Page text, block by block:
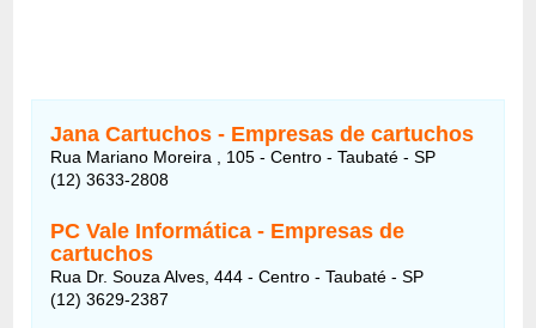
Jana Cartuchos - Empresas de cartuchos
Rua Mariano Moreira , 105 - Centro - Taubaté - SP
(12) 3633-2808
PC Vale Informática - Empresas de
cartuchos
Rua Dr. Souza Alves, 444 - Centro - Taubaté - SP
(12) 3629-2387